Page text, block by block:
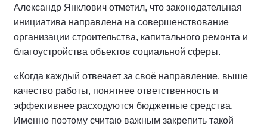
Александр Янклович отметил, что законодательная
инициатива направлена на совершенствование
организации строительства, капитального ремонта и
благоустройства объектов социальной сферы.
«Когда каждый отвечает за своё направление, выше
качество работы, понятнее ответственность и
эффективнее расходуются бюджетные средства.
Именно поэтому считаю важным закрепить такой